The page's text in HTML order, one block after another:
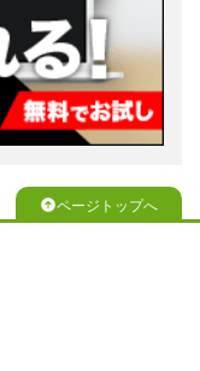
ページトップへ